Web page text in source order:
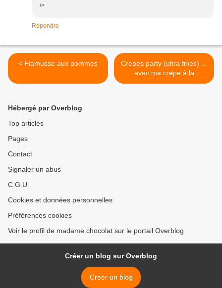
/>
Répondre
< Flamusse aux pommes
Crepes party (ultra fines) ...
avec ma crepe à la
cancoillotte >
Hébergé par Overblog
Top articles
Pages
Contact
Signaler un abus
C.G.U.
Cookies et données personnelles
Préférences cookies
Voir le profil de madame chocolat sur le portail Overblog
Créer un blog sur Overblog
Créer un blog